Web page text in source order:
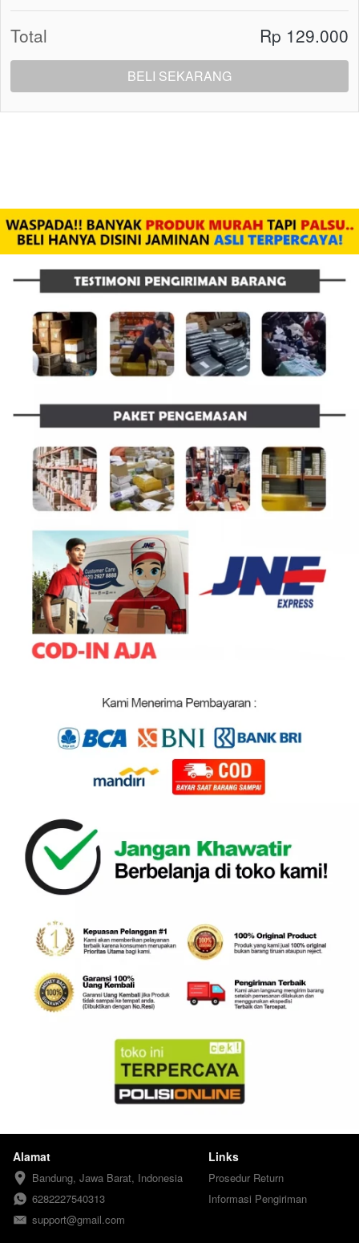
Total Rp 129.000
`BELI SEKARANG
Alamat
Bandung, Jawa Barat, Indonesia
6282227540313
support@gmail.com
Links
Prosedur Return
Informasi Pengiriman